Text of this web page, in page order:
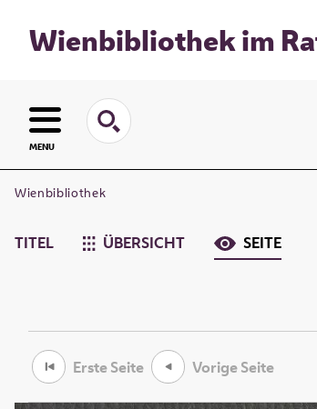
Wienbibliothek im
MENU
Wienbibliothek
TITEL ÜBERSICHT SEITE
Erste Seite Vorige Seite